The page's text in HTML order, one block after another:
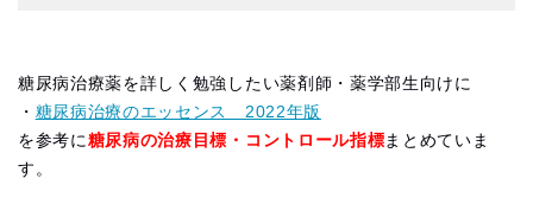
糖尿病治療薬を詳しく勉強したい薬剤師・薬学部生向けに
・ 糖尿病治療のエッセンス 2022年版
を参考に糖尿病の治療目標・コントロール指標まとめていま
す。